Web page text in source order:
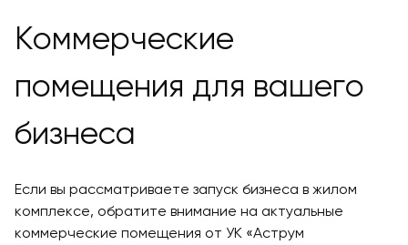
Коммерческие
помещения для вашего
бизнеса
Если вы рассматриваете запуск бизнеса в жилом
комплексе, обратите внимание на актуальные
коммерческие помещения от УК «Аструм